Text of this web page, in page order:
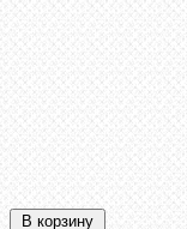
В корзину